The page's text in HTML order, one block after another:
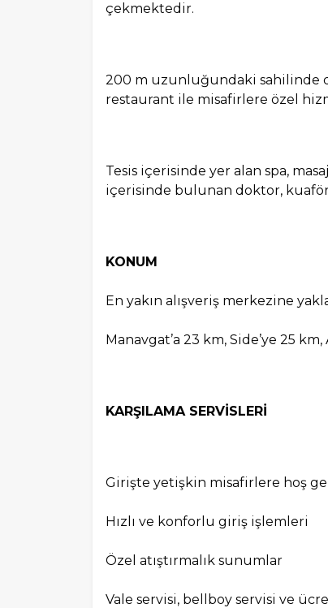
çekmektedir.
200 m uzunluğundaki sahilinde
restaurant ile misafirlere özel
Tesis içerisinde yer alan spa,
içerisinde bulunan doktor,
KONUM
En yakın alışveriş merkezine
Manavgat’a 23 km, Side’ye 25
KARŞILAMA SERVİSLERİ
Girişte yetişkin misafirlere hoş
Hızlı ve konforlu giriş işlemleri
Özel atıştırmalık sunumlar
Vale servisi, bellboy servisi ve